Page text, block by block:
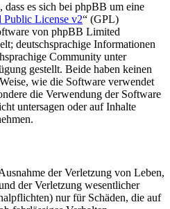
es sich bei phpBB um eine
License v2“ (GPL)
von phpBB Limited
deutschsprachige Informationen
Community unter
gestellt. Beide haben keinen
wie die Software verwendet
die Verwendung der Software
untersagen oder auf Inhalte
der Verletzung von Leben,
der Verletzung wesentlicher
nur für Schäden, die auf